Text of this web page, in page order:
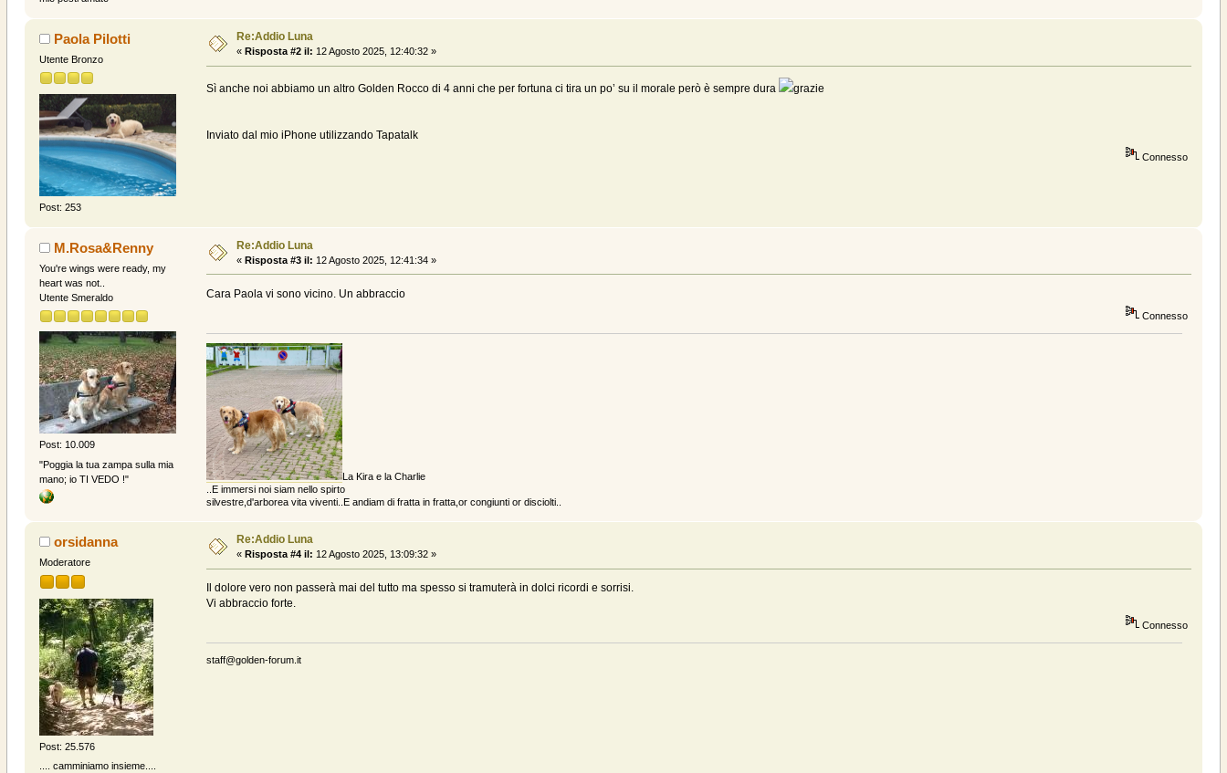
Paola Pilotti
Utente Bronzo
Post: 253
Re:Addio Luna
« Risposta #2 il: 12 Agosto 2025, 12:40:32 »
Sì anche noi abbiamo un altro Golden Rocco di 4 anni che per fortuna ci tira un po’ su il morale però è sempre dura grazie
Inviato dal mio iPhone utilizzando Tapatalk
Connesso
M.Rosa&Renny
You're wings were ready, my
heart was not..
Utente Smeraldo
Post: 10.009
"Poggia la tua zampa sulla mia
mano; io TI VEDO !"
Re:Addio Luna
« Risposta #3 il: 12 Agosto 2025, 12:41:34 »
Cara Paola vi sono vicino. Un abbraccio
Connesso
La Kira e la Charlie
..E immersi noi siam nello spirto
silvestre,d'arborea vita viventi..E andiam di fratta in fratta,or congiunti or disciolti..
orsidanna
Moderatore
Post: 25.576
.... camminiamo insieme....
Re:Addio Luna
« Risposta #4 il: 12 Agosto 2025, 13:09:32 »
Il dolore vero non passerà mai del tutto ma spesso si tramuterà in dolci ricordi e sorrisi.
Vi abbraccio forte.
Connesso
staff@golden-forum.it